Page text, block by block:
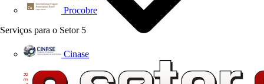
Procobre
Serviços para o Setor 5
Cinase